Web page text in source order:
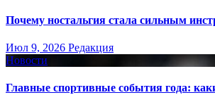
Почему ностальгия стала сильным
Июл 9, 2026 Редакция
Новости
Главные спортивные события года: